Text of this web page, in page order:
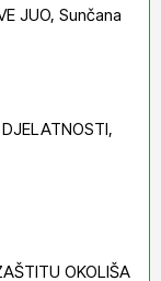
JUO, Sunčana
OKOLIŠA